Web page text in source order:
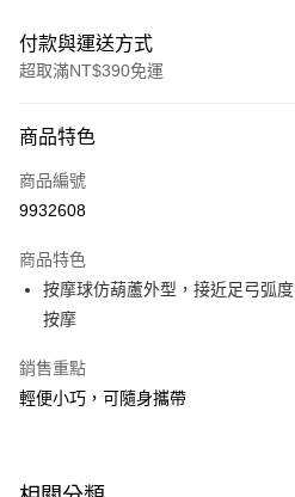
付款與運送方式
超取滿NT$390免運
POYA支付
信用卡一次付款
LINE Pay
Apple Pay
街口支付
商品特色
商品編號
9932608
商品特色
按摩球仿葫蘆外型，接近足弓弧
按摩
銷售重點
輕便小巧，可隨身攜帶